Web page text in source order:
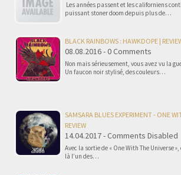
Les années passent et les californiens
puissant stoner doom depuis plus de…
BLACK RAINBOWS : HAWKDOPE |
08.08.2016 - 0 Comments
Non mais sérieusement, vous avez vu la
Un faucon noir stylisé, des couleurs…
SAMSARA BLUES EXPERIMENT - ONE
REVIEW
14.04.2017 - Comments Disabled
Avec la sortie de « One With The Universe
là l’un des…